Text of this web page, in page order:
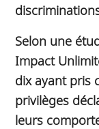
Selon une
Impact
dix ayant pris
privilèges
leurs